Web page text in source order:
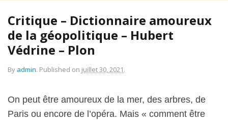
Critique – Dictionnaire amoureux
de la géopolitique – Hubert
Védrine – Plon
By admin. Published on juillet 30, 2021.
On peut être amoureux de la mer, des arbres, de
Paris ou encore de l’opéra. Mais « comment être